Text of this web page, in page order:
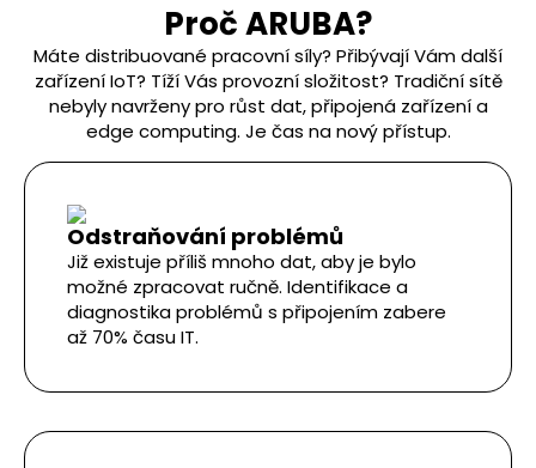
Proč ARUBA?
Máte distribuované pracovní síly? Přibývají Vám další
zařízení IoT? Tíží Vás provozní složitost? Tradiční sítě
nebyly navrženy pro růst dat, připojená zařízení a
edge computing. Je čas na nový přístup.
Odstraňování problémů
Již existuje příliš mnoho dat, aby je bylo
možné zpracovat ručně. Identifikace a
diagnostika problémů s připojením zabere
až 70% času IT.